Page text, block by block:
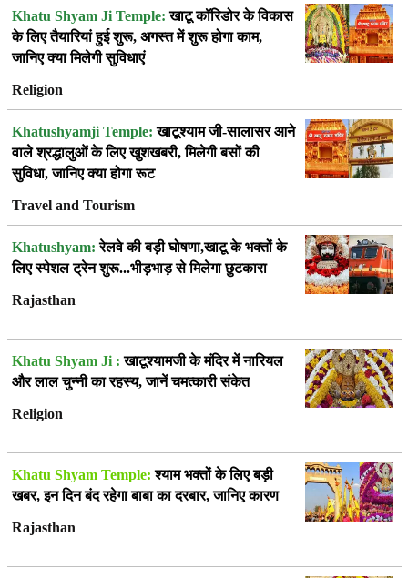
Khatu Shyam Ji Temple: खाटू कॉरिडोर के विकास
के लिए तैयारियां हुई शुरू, अगस्त में शुरू होगा काम,
जानिए क्या मिलेगी सुविधाएं
Religion
Khatushyamji Temple: खाटूश्याम जी-सालासर आने
वाले श्रद्धालुओं के लिए खुशखबरी, मिलेगी बसों की
सुविधा, जानिए क्या होगा रूट
Travel and Tourism
Khatushyam: रेलवे की बड़ी घोषणा,खाटू के भक्तों के
लिए स्पेशल ट्रेन शुरू...भीड़भाड़ से मिलेगा छुटकारा
Rajasthan
Khatu Shyam Ji : खाटूश्यामजी के मंदिर में नारियल
और लाल चुन्नी का रहस्य, जानें चमत्कारी संकेत
Religion
Khatu Shyam Temple: श्याम भक्तों के लिए बड़ी
खबर, इन दिन बंद रहेगा बाबा का दरबार, जानिए कारण
Rajasthan